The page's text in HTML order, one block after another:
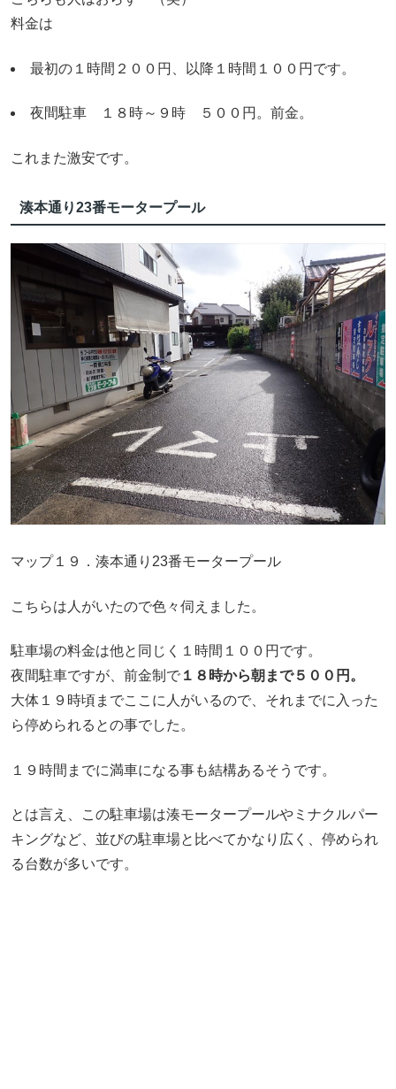
料金は
最初の１時間２００円、以降１時間１００円です。
夜間駐車 １８時～９時 ５００円。前金。
これまた激安です。
湊本通り23番モータープール
マップ１９．湊本通り23番モータープール
こちらは人がいたので色々伺えました。
駐車場の料金は他と同じく１時間１００円です。
夜間駐車ですが、前金制で １８時から朝まで５００円。
大体１９時頃までここに人がいるので、それまでに入った
ら停められるとの事でした。
１９時間までに満車になる事も結構あるそうです。
とは言え、この駐車場は湊モータープールやミナクルパー
キングなど、並びの駐車場と比べてかなり広く、停められ
る台数が多いです。